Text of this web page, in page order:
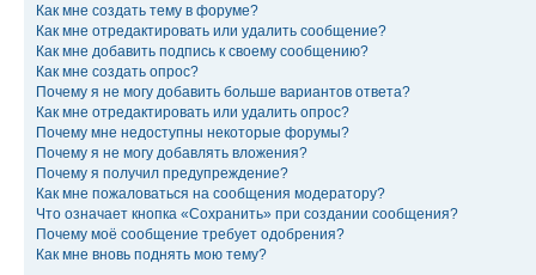
Как мне создать тему в форуме?
Как мне отредактировать или удалить сообщение?
Как мне добавить подпись к своему сообщению?
Как мне создать опрос?
Почему я не могу добавить больше вариантов ответа?
Как мне отредактировать или удалить опрос?
Почему мне недоступны некоторые форумы?
Почему я не могу добавлять вложения?
Почему я получил предупреждение?
Как мне пожаловаться на сообщения модератору?
Что означает кнопка «Сохранить» при создании сообщения?
Почему моё сообщение требует одобрения?
Как мне вновь поднять мою тему?